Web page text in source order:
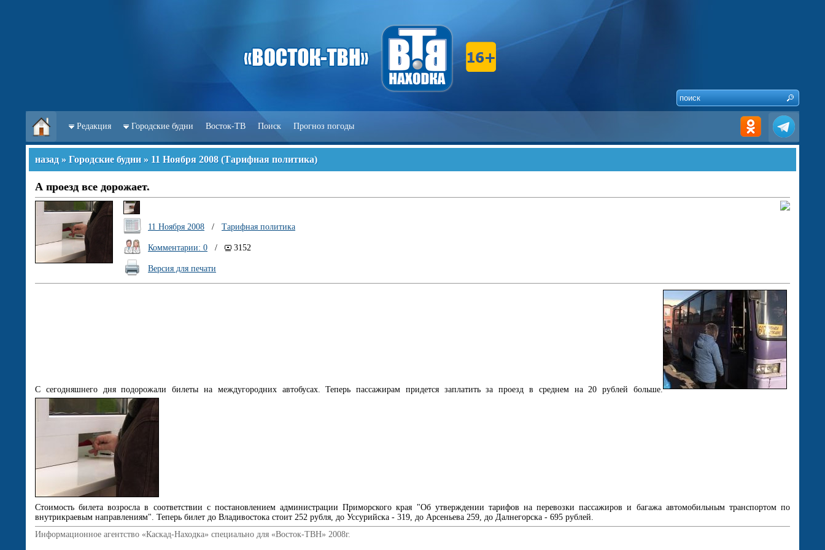
Редакция Городские будни Восток-ТВ Поиск Прогноз погоды
назад » Городские будни » 11 Ноября 2008 (Тарифная политика)
А проезд все дорожает.
11 Ноября 2008 / Тарифная политика
Комментарии: 0 / 3152
Версия для печати
С сегодняшнего дня подорожали билеты на междугородних автобусах. Теперь пассажирам придется заплатить за проезд в среднем на 20 рублей больше.
Стоимость билета возросла в соответствии с постановлением администрации Приморского края "Об утверждении тарифов на перевозки пассажиров и багажа автомобильным транспортом по
внутрикраевым направлениям". Теперь билет до Владивостока стоит 252 рубля, до Уссурийска - 319, до Арсеньева 259, до Далнегорска - 695 рублей.
Информационное агентство «Каскад-Находка» специально для «Восток-ТВН» 2008г.